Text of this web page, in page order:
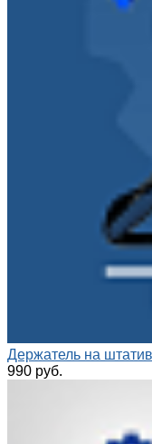
Держатель на
990 руб.